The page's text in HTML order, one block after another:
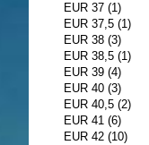
EUR 37 (1)
EUR 37,5 (1)
EUR 38 (3)
EUR 38,5 (1)
EUR 39 (4)
EUR 40 (3)
EUR 40,5 (2)
EUR 41 (6)
EUR 42 (10)